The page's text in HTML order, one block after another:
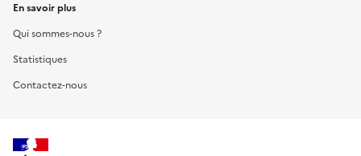
En savoir plus
Qui sommes-nous ?
Statistiques
Contactez-nous